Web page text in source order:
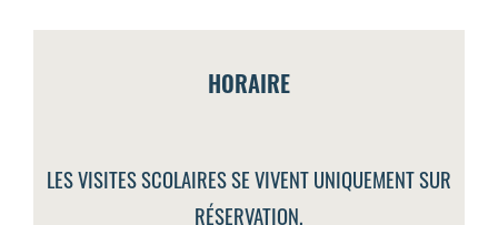
HORAIRE
LES VISITES SCOLAIRES SE VIVENT UNIQUEMENT SUR
RÉSERVATION.